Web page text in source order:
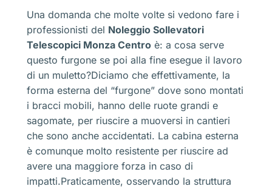
Una domanda che molte volte si vedono fare i
professionisti del Noleggio Sollevatori
Telescopici Monza Centro è: a cosa serve
questo furgone se poi alla fine esegue il lavoro
di un muletto?Diciamo che effettivamente, la
forma esterna del “furgone” dove sono montati
i bracci mobili, hanno delle ruote grandi e
sagomate, per riuscire a muoversi in cantieri
che sono anche accidentati. La cabina esterna
è comunque molto resistente per riuscire ad
avere una maggiore forza in caso di
impatti.Praticamente, osservando la struttura